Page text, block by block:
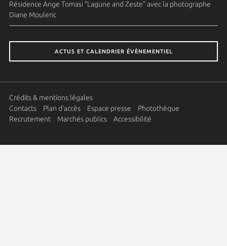
Résidence Ange Tomasi "Lagune and Zeste" avec la photographe
Diane Moulenc
ACTUS ET CALENDRIER ÉVÈNEMENTIEL
Crédits & mentions légales
Contacts
Plan d'accès Espace presse
Photothèque
Recrutement
Marchés publics Accessibilité